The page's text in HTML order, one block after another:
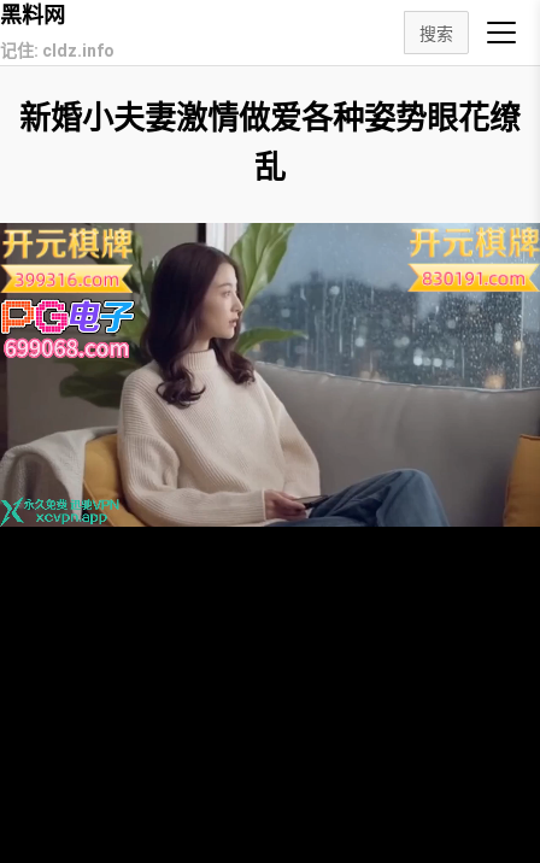
黑料网
记住: cldz.info
搜索
新婚小夫妻激情做爱各种姿势眼花缭
乱